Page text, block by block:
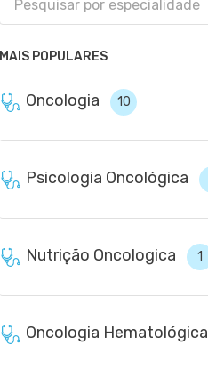
MAIS POPULARES
Oncologia 10
Psicologia Oncológica
Nutrição Oncologica 1
Oncologia Hematológica